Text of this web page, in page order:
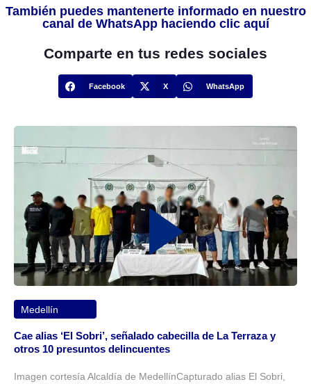
También puedes mantenerte informado en nuestro
canal de WhatsApp haciendo clic aquí
Comparte en tus redes sociales
Facebook X WhatsApp
Medellín
Cae alias ‘El Sobri’, señalado cabecilla de La Terraza y
otros 10 presuntos delincuentes
Imagen cortesía Alcaldía de MedellínCapturado alias El Sobri,